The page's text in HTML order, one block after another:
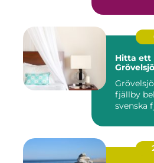
Hitta ett
fjällby
svenska